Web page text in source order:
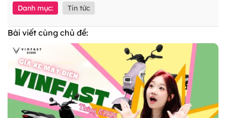
Danh mục: Tin tức
Bài viết cùng chủ đề: